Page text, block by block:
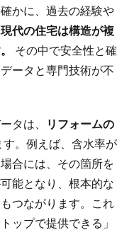
かに、過去の経験や
現代の住宅は構造が複
その中で安全性と確
ータと専門技術が不
タは、
リフォームの
。例えば、含水率が
合には、その箇所を
能となり、根本的な
つながります。これ
ップで提供できる」